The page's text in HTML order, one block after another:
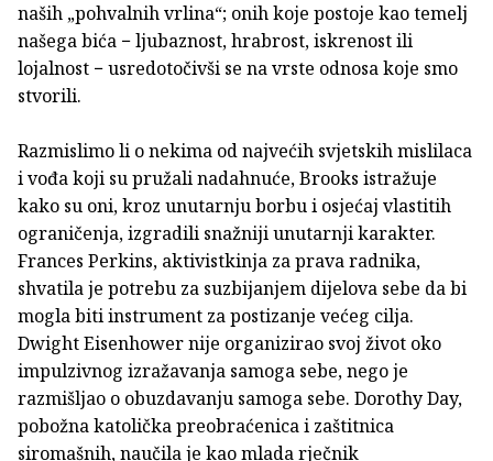
naših „pohvalnih vrlina“; onih koje postoje kao temelj
našega bića − ljubaznost, hrabrost, iskrenost ili
lojalnost − usredotočivši se na vrste odnosa koje smo
stvorili.
Razmislimo li o nekima od najvećih svjetskih mislilaca
i vođa koji su pružali nadahnuće, Brooks istražuje
kako su oni, kroz unutarnju borbu i osjećaj vlastitih
ograničenja, izgradili snažniji unutarnji karakter.
Frances Perkins, aktivistkinja za prava radnika,
shvatila je potrebu za suzbijanjem dijelova sebe da bi
mogla biti instrument za postizanje većeg cilja.
Dwight Eisenhower nije organizirao svoj život oko
impulzivnog izražavanja samoga sebe, nego je
razmišljao o obuzdavanju samoga sebe. Dorothy Day,
pobožna katolička preobraćenica i zaštitnica
siromašnih, naučila je kao mlada rječnik